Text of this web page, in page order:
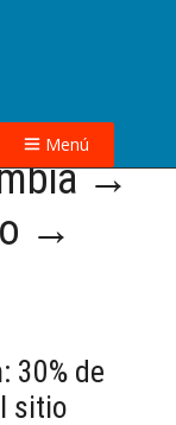
Menú
→
→
30% de
sitio